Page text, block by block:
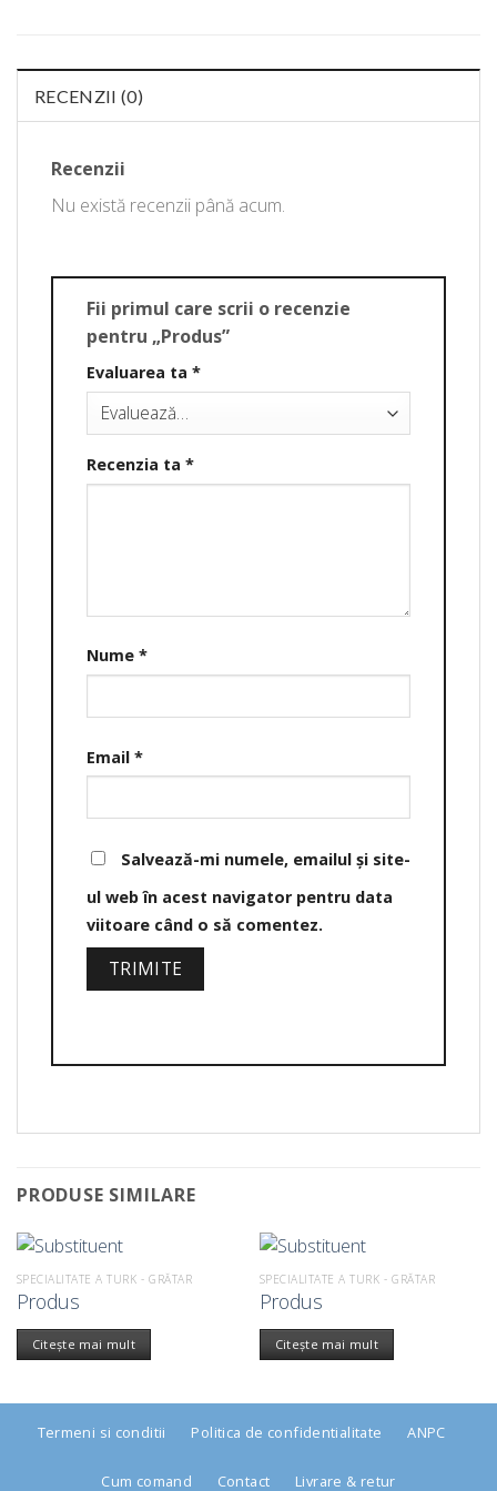
RECENZII (0)
Recenzii
Nu există recenzii până acum.
Fii primul care scrii o recenzie
pentru „Produs”
Evaluarea ta *
Recenzia ta *
Nume *
Email *
Salvează-mi numele, emailul și site-
ul web în acest navigator pentru data
viitoare când o să comentez.
PRODUSE SIMILARE
SPECIALITATE A TURK - GRĂTAR
Produs
Citește mai mult
SPECIALITATE A TURK - GRĂTAR
Produs
Citește mai mult
Termeni si conditii Politica de confidentialitate ANPC
Cum comand Contact Livrare & retur